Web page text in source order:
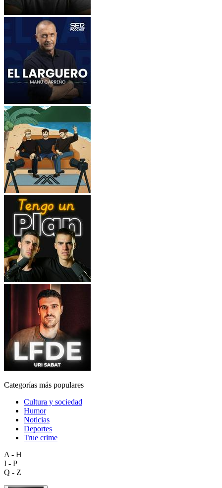
Categorías más populares
Cultura y sociedad
Humor
Noticias
Deportes
True crime
A - H
I - P
Q - Z